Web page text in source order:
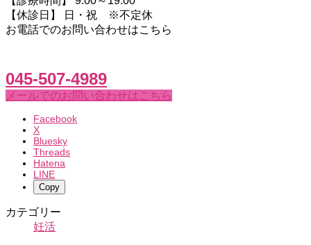
【休診日】 日・祝 ※不定休
お電話でのお問い合わせはこちら
045-507-4989
メールでのお問い合わせはこちら
Facebook
X
Bluesky
Threads
Hatena
LINE
Copy
カテゴリー
妊活